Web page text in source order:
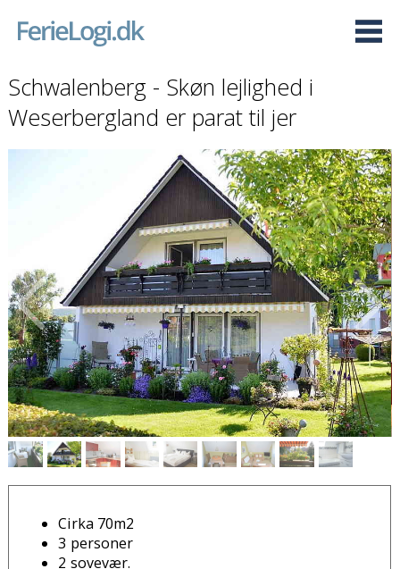
Schwalenberg - Skøn lejlighed i
Weserbergland er parat til jer
Cirka 70m2
3 personer
2 sovevær.